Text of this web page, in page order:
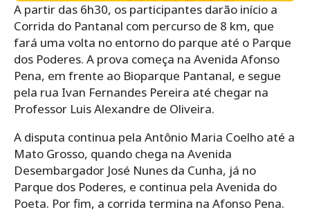
A partir das 6h30, os participantes darão início a
Corrida do Pantanal com percurso de 8 km, que
fará uma volta no entorno do parque até o Parque
dos Poderes. A prova começa na Avenida Afonso
Pena, em frente ao Bioparque Pantanal, e segue
pela rua Ivan Fernandes Pereira até chegar na
Professor Luis Alexandre de Oliveira.
A disputa continua pela Antônio Maria Coelho até a
Mato Grosso, quando chega na Avenida
Desembargador José Nunes da Cunha, já no
Parque dos Poderes, e continua pela Avenida do
Poeta. Por fim, a corrida termina na Afonso Pena.